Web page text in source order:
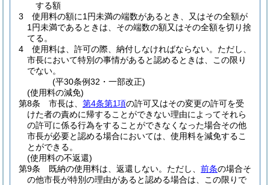
する額
3
使用料の額に1円未満の端数があるとき、又はその全額が
1円未満であるときは、その端数の額又はその全額を切り捨
てる。
4
使用料は、許可の際、納付しなければならない。 ただし、
市長において特別の事情があると認めるときは、この限り
でない。
(平30条例32・一部改正)
(使用料の減免)
第8条
市長は、 第4条第1項の許可又はその変更の許可を受
けた者の責めに帰することができない理由によってそれら
の許可に係る行為をすることができなくなった場合その他
市長が必要と認める場合においては、使用料を減免するこ
とができる。
(使用料の不返還)
第9条
既納の使用料は、返還しない。 ただし、 前条の場合そ
の他市長が特別の理由があると認める場合は、この限りで